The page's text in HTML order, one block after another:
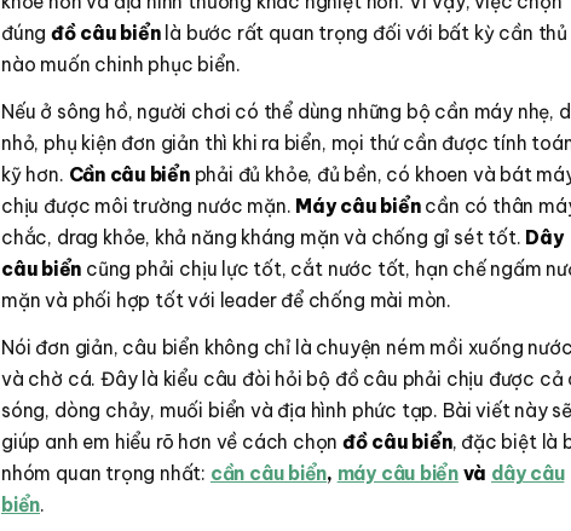
đúngđồ câu biểnlà bước rất quan trọng đối với bất kỳ cần thủ
nào muốn chinh phục biển.
Nếu ở sông hồ, người chơi có thể dùng những bộ cần máy nhẹ,
nhỏ, phụ kiện đơn giản thì khi ra biển, mọi thứ cần được tính
kỹ hơn. Cần câu biểnphải đủ khỏe, đủ bền, có khoen và bát
chịu được môi trường nước mặn. Máy câu biểncần có thân
chắc, drag khỏe, khả năng kháng mặn và chống gỉ sét tốt. Dây
câu biển cũng phải chịu lực tốt, cắt nước tốt, hạn chế ngấm
mặn và phối hợp tốt với leader để chống mài mòn.
Nói đơn giản, câu biển không chỉ là chuyện ném mồi xuống nước
và chờ cá. Đây là kiểu câu đòi hỏi bộ đồ câu phải chịu được cả
sóng, dòng chảy, muối biển và địa hình phức tạp. Bài viết này sẽ
giúp anh em hiểu rõ hơn về cách chọnđồ câu biển, đặc biệt là
nhóm quan trọng nhất: cần câu biển, máy câu biểnvà dây câu
biển.